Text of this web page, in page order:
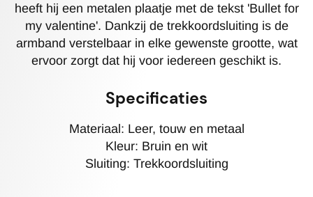
heeft hij een metalen plaatje met de tekst 'Bullet for
my valentine'. Dankzij de trekkoordsluiting is de
armband verstelbaar in elke gewenste grootte, wat
ervoor zorgt dat hij voor iedereen geschikt is.
Specificaties
Materiaal: Leer, touw en metaal
Kleur: Bruin en wit
Sluiting: Trekkoordsluiting